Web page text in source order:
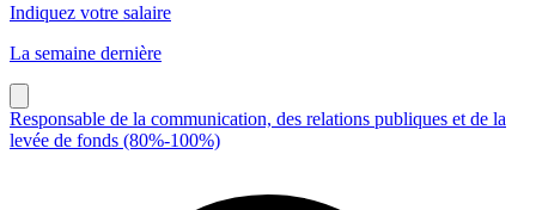
Indiquez votre salaire
La semaine dernière
Responsable de la communication, des relations publiques et de la
levée de fonds (80%-100%)